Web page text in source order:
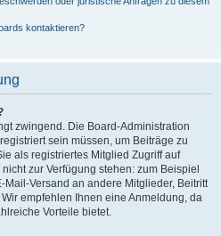
kontaktieren?
zwingend. Die Board-Administration
sein müssen, um Beiträge zu
als registriertes Mitglied Zugriff auf
zur Verfügung stehen: zum Beispiel
Versand an andere Mitglieder, Beitritt
empfehlen Ihnen eine Anmeldung, da
Vorteile bietet.